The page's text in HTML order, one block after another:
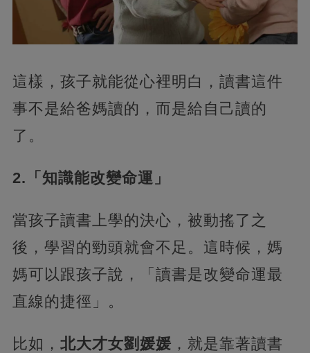
這樣，孩子就能從心裡明白，讀書這件
事不是給爸媽讀的，而是給自己讀的
了。
2.「知識能改變命運」
當孩子讀書上學的決心，被動搖了之
後，學習的勁頭就會不足。這時候，媽
媽可以跟孩子說，「讀書是改變命運最
直線的捷徑」。
比如， 北大才女劉媛媛 ，就是靠著讀書